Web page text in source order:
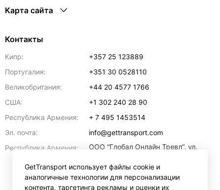
Карта сайта
Контакты
Кипр:
+357 25 123889
Португалия:
+351 30 0528110
Великобритания:
+44 20 4577 1766
США:
+1 302 240 28 90
Республика Армения:
+ 7 495 1453514
Эл. почта:
info@gettransport.com
Республика Армения:
ООО “Глобал Онлайн Тревл”, ул.
регистрационный номер
271.110.1183229, РНН 00238516
Ереван 0070
GetTransport использует файлы cookie и
аналогичные технологии для персонализации
контента, таргетинга рекламы и оценки их